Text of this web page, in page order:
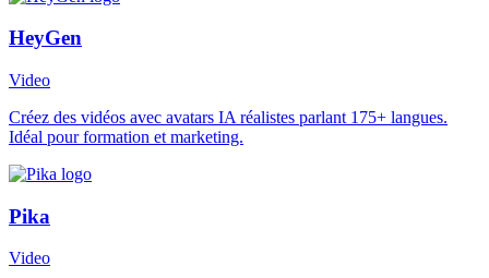
HeyGen
Video
Créez des vidéos avec avatars IA réalistes parlant 175+ langues.
Idéal pour formation et marketing.
Pika
Video